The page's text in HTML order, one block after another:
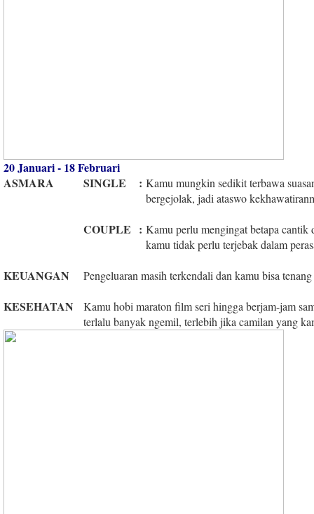
20 Januari - 18 Februari
ASMARA
SINGLE : Kamu mungkin sedikit terbawa
bergejolak, jadi ataswo
COUPLE : Kamu perlu mengingat betapa cantik
kamu tidak perlu terjebak dalam
KEUANGAN Pengeluaran masih terkendali dan kamu bisa
KESEHATAN
Kamu hobi maraton film seri hingga berjam-jam
terlalu banyak ngemil, terlebih jika camilan yang